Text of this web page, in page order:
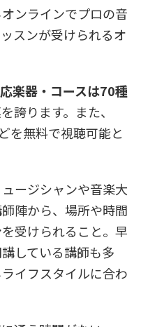
ンラインでプロの音
スンが受けられるオ
楽器・コースは70種
誇ります。また、
を無料で視聴可能と
ージシャンや音楽大
陣から、場所や時間
受けられること。早
している講師も多
イフスタイルに合わ